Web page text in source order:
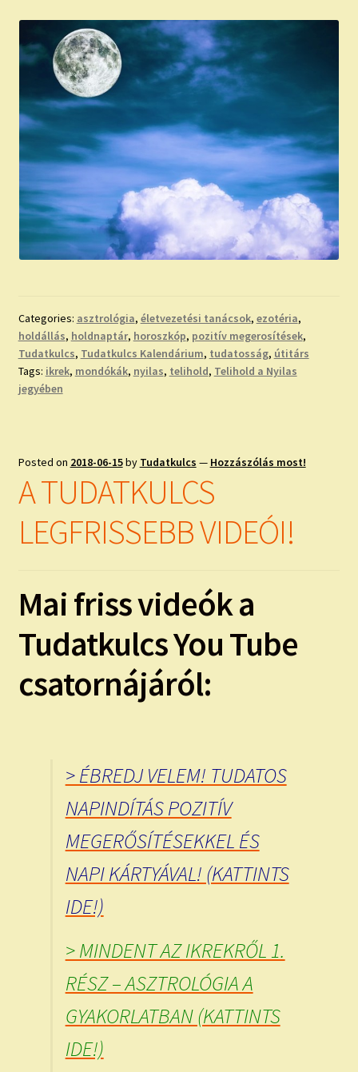
Categories: asztrológia, életvezetési tanácsok, ezotéria,
holdállás, holdnaptár, horoszkóp, pozitív megerosítések,
Tudatkulcs, Tudatkulcs Kalendárium, tudatosság, útitárs
Tags: ikrek, mondókák, nyilas, telihold, Telihold a Nyilas
jegyében
Posted on 2018-06-15by Tudatkulcs — Hozzászólás most!
A TUDATKULCS
LEGFRISSEBB VIDEÓI!
Mai friss videók a
Tudatkulcs You Tube
csatornájáról:
> ÉBREDJ VELEM! TUDATOS
NAPINDÍTÁS POZITÍV
MEGERŐSÍTÉSEKKEL ÉS
NAPI KÁRTYÁVAL! (KATTINTS
IDE!)
> MINDENT AZ IKREKRŐL 1.
RÉSZ – ASZTROLÓGIA A
GYAKORLATBAN (KATTINTS
IDE!)